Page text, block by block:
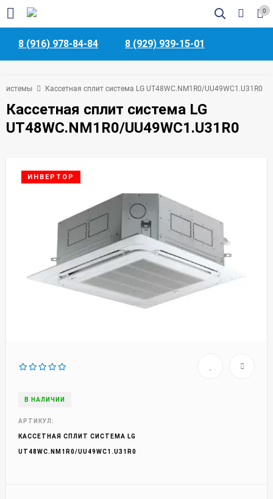
0
8 (916) 978-84-84 8 (929) 939-15-01
системы Кассетная сплит система LG UT48WC.NM1R0/UU49WC1.U31R0
Кассетная сплит система LG
UT48WC.NM1R0/UU49WC1.U31R0
ИНВЕРТОР
В НАЛИЧИИ
АРТИКУЛ:
КАССЕТНАЯ СПЛИТ СИСТЕМА LG
UT48WC.NM1R0/UU49WC1.U31R0